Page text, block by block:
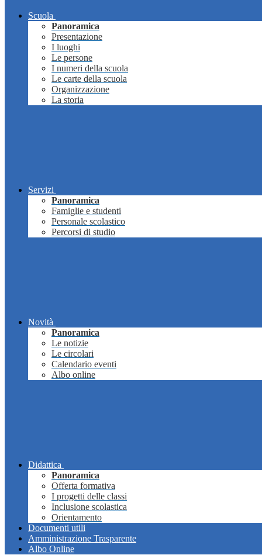
Scuola
Panoramica
Presentazione
I luoghi
Le persone
I numeri della scuola
Le carte della scuola
Organizzazione
La storia
Servizi
Panoramica
Famiglie e studenti
Personale scolastico
Percorsi di studio
Novità
Panoramica
Le notizie
Le circolari
Calendario eventi
Albo online
Didattica
Panoramica
Offerta formativa
I progetti delle classi
Inclusione scolastica
Orientamento
Documenti utili
Amministrazione Trasparente
Albo Online